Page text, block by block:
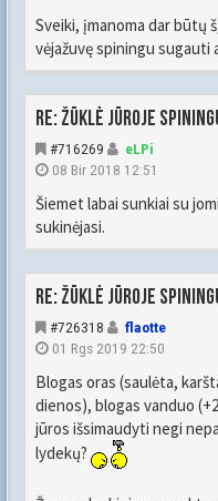
Sveiki, įmanoma dar būtų
vėjažuvę spiningu sugauti
Re: Žūklė jūroje
#716269
eLPi
08 Bir 2018 12:51
Šiemet labai sunkiai su
sukinėjasi.
Re: Žūklė jūroje
#726318
flaotte
01 Rgs 2019 22:50
Blogas oras (saulėta,
dienos), blogas vanduo
jūros išsimaudyti negi
lydekų?